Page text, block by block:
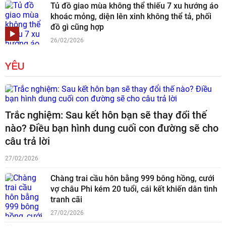
Tủ đồ giao mùa không thể thiếu 7 xu hướng áo
khoác mỏng, diện lên xinh không thể tả, phối
đồ gì cũng hợp
26/02/2026
YÊU
Trắc nghiệm: Sau kết hôn bạn sẽ thay đổi thế
nào? Điều bạn hình dung cuối con đường sẽ cho
câu trả lời
27/02/2026
Chàng trai cầu hôn bằng 999 bông hồng, cưới
vợ châu Phi kém 20 tuổi, cái kết khiến dân tình
tranh cãi
27/02/2026